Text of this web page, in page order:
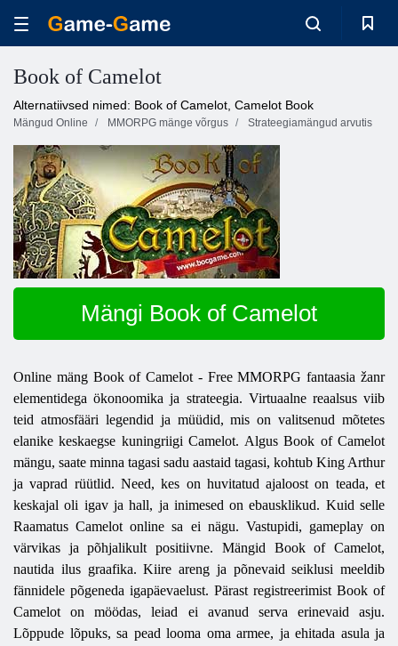
Book of Camelot
Alternatiivsed nimed: Book of Camelot, Camelot Book
Mängud Online MMORPG mänge võrgus Strateegiamängud arvutis
Mängi Book of Camelot
Online mäng Book of Camelot - Free MMORPG fantaasia žanr
elementidega ökonoomika ja strateegia. Virtuaalne reaalsus viib
teid atmosfääri legendid ja müüdid, mis on valitsenud mõtetes
elanike keskaegse kuningriigi Camelot. Algus Book of Camelot
mängu, saate minna tagasi sadu aastaid tagasi, kohtub King Arthur
ja vaprad rüütlid. Need, kes on huvitatud ajaloost on teada, et
keskajal oli igav ja hall, ja inimesed on ebausklikud. Kuid selle
Raamatus Camelot online sa ei nägu. Vastupidi, gameplay on
värvikas ja põhjalikult positiivne. Mängid Book of Camelot,
nautida ilus graafika. Kiire areng ja põnevaid seiklusi meeldib
fännidele põgeneda igapäevaelust. Pärast registreerimist Book of
Camelot on möödas, leiad ei avanud serva erinevaid asju.
Lõppude lõpuks, sa pead looma oma armee, ja ehitada asula ja